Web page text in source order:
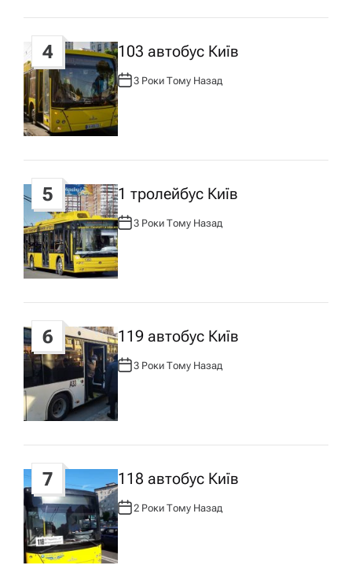
4 103 автобус Київ
А
В
Т
О
Р
:
3 Роки Тому Назад
5 1 тролейбус Київ
А
В
Т
О
Р
:
3 Роки Тому Назад
6 119 автобус Київ
А
Р
:
3 Роки Тому Назад
7 118 автобус Київ
А
В
Т
Р
:
2 Роки Тому Назад